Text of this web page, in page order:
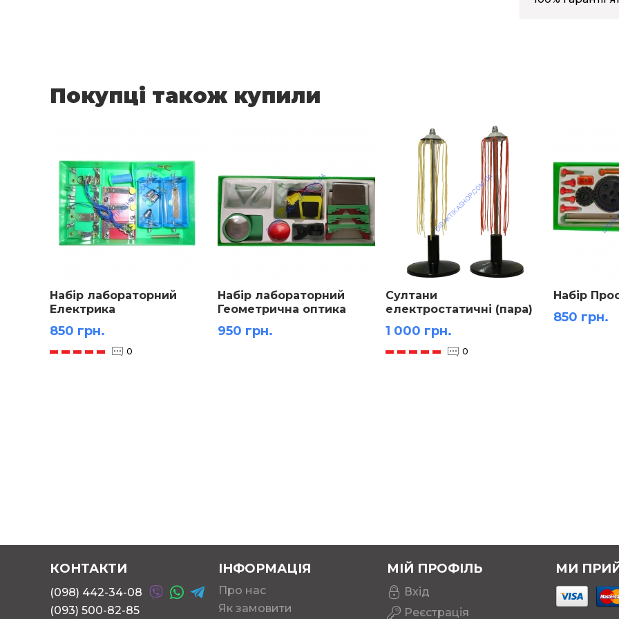
Покупці також купили
Набір лабораторний
Електрика
850 грн.
0
Набір лабораторний
Геометрична оптика
950 грн.
Султани
електростатичні (пара)
1 000 грн.
0
Набір
850 грн.
КОНТАКТИ
(098) 442-34-08
(093) 500-82-85
ІНФОРМАЦІЯ
Про нас
Як замовити
МІЙ ПРОФІЛЬ
Вхід
Реєстрація
МИ